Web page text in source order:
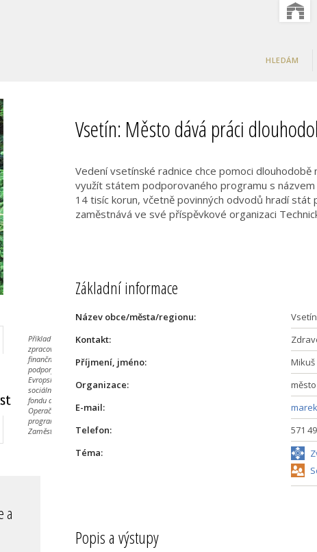
HLEDÁM
Příklad byl
zpracován za
finanční
podpory
Evropského
sociálního
fondu a
Operačního
programu
Zaměstnanost.
a
Vsetín: Město dává práci
Vedení vsetínské radnice chce pomoci
využít státem podporovaného programu s
14 tisíc korun, včetně povinných odvodů hradí
zaměstnává ve své příspěvkové organizaci
Základní informace
Název obce/města/regionu:
Vsetín
Kontakt:
Příjmení, jméno:
Organizace:
E-mail:
Telefon:
571
Téma:
Popis a výstupy